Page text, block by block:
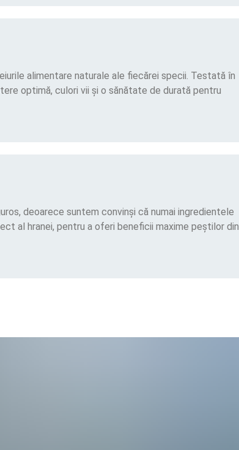
alimentare naturale ale fiecărei specii. Testată în
optimă, culori vii și o sănătate de durată pentru
deoarece suntem convinși că numai ingredientele
al hranei, pentru a oferi beneficii maxime peștilor din